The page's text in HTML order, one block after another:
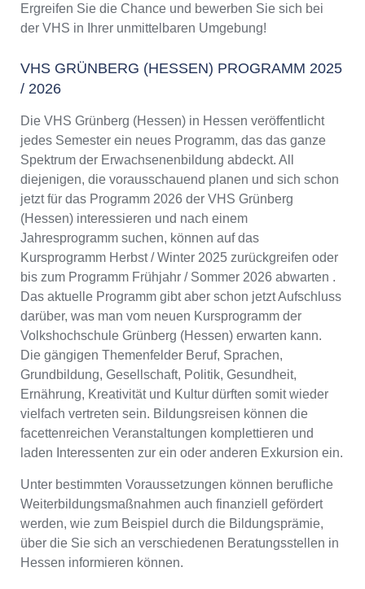
Ergreifen Sie die Chance und bewerben Sie sich bei
der VHS in Ihrer unmittelbaren Umgebung!
VHS GRÜNBERG (HESSEN) PROGRAMM 2025
/ 2026
Die VHS Grünberg (Hessen) in Hessen veröffentlicht
jedes Semester ein neues Programm, das das ganze
Spektrum der Erwachsenenbildung abdeckt. All
diejenigen, die vorausschauend planen und sich schon
jetzt für das Programm 2026 der VHS Grünberg
(Hessen) interessieren und nach einem
Jahresprogramm suchen, können auf das
Kursprogramm Herbst / Winter 2025 zurückgreifen oder
bis zum Programm Frühjahr / Sommer 2026 abwarten .
Das aktuelle Programm gibt aber schon jetzt Aufschluss
darüber, was man vom neuen Kursprogramm der
Volkshochschule Grünberg (Hessen) erwarten kann.
Die gängigen Themenfelder Beruf, Sprachen,
Grundbildung, Gesellschaft, Politik, Gesundheit,
Ernährung, Kreativität und Kultur dürften somit wieder
vielfach vertreten sein. Bildungsreisen können die
facettenreichen Veranstaltungen komplettieren und
laden Interessenten zur ein oder anderen Exkursion ein.
Unter bestimmten Voraussetzungen können berufliche
Weiterbildungsmaßnahmen auch finanziell gefördert
werden, wie zum Beispiel durch die Bildungsprämie,
über die Sie sich an verschiedenen Beratungsstellen in
Hessen informieren können.